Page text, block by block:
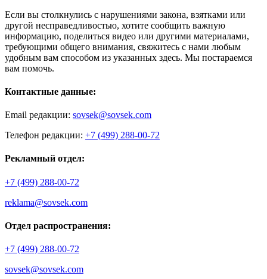
Если вы столкнулись с нарушениями закона, взятками или
другой несправедливостью, хотите сообщить важную
информацию, поделиться видео или другими материалами,
требующими общего внимания, свяжитесь с нами любым
удобным вам способом из указанных здесь. Мы постараемся
вам помочь.
Контактные данные:
Email редакции: sovsek@sovsek.com
Телефон редакции: +7 (499) 288-00-72
Рекламный отдел:
+7 (499) 288-00-72
reklama@sovsek.com
Отдел распространения:
+7 (499) 288-00-72
sovsek@sovsek.com